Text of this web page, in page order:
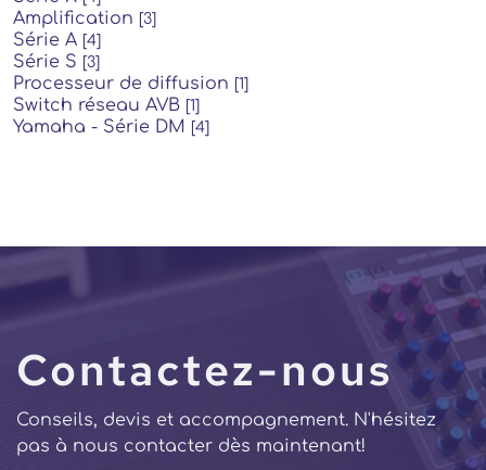
Amplification [3]
Série A [4]
Série S [3]
Processeur de diffusion [1]
Switch réseau AVB [1]
Yamaha - Série DM [4]
Contactez-nous
Conseils, devis et accompagnement. N'hésitez
pas à nous contacter dès maintenant!